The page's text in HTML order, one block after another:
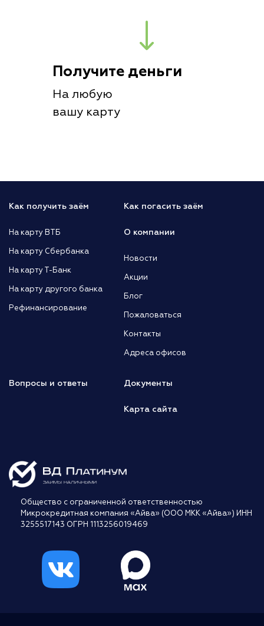
Получите деньги
На любую
вашу карту
Как получить заём
На карту ВТБ
На карту Сбербанка
На карту Т-Банк
На карту другого банка
Рефинансирование
Как погасить заём
О компании
Новости
Акции
Блог
Пожаловаться
Контакты
Адреса офисов
Вопросы и ответы Документы
Карта сайта
Общество с ограниченной ответственностью
Микрокредитная компания «Айва» (ООО МКК «Айва») ИНН
3255517143 ОГРН 1113256019469